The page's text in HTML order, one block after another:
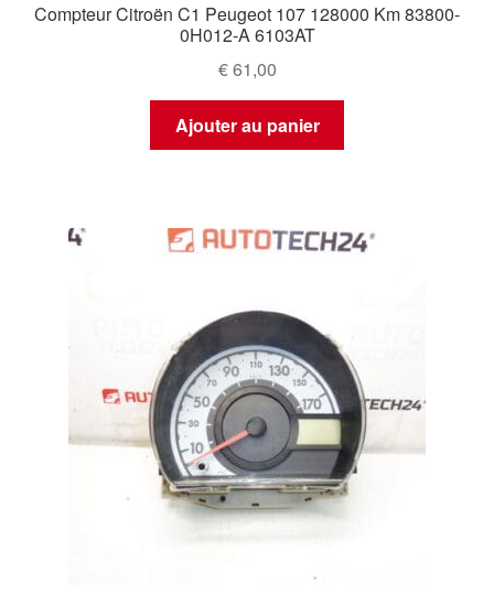
Compteur Citroën C1 Peugeot 107 128000 Km 83800-
0H012-A 6103AT
€61,00
Ajouter au panier